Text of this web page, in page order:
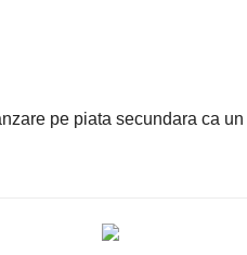
pe piata secundara ca un